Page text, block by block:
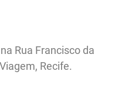
Rua Francisco da
Recife.